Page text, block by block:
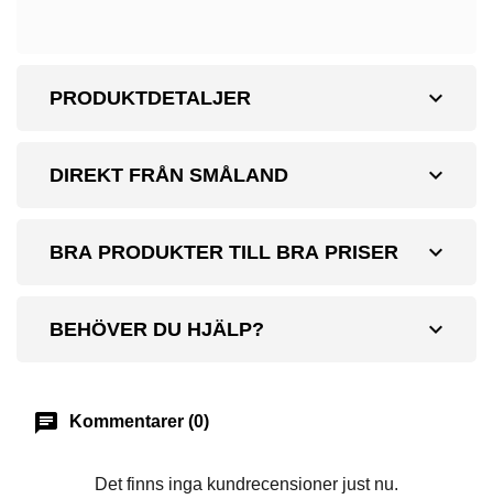
expand_more
PRODUKTDETALJER
expand_more
DIREKT FRÅN SMÅLAND
expand_more
BRA PRODUKTER TILL BRA PRISER
expand_more
BEHÖVER DU HJÄLP?
chat Kommentarer (0)
Det finns inga kundrecensioner just nu.